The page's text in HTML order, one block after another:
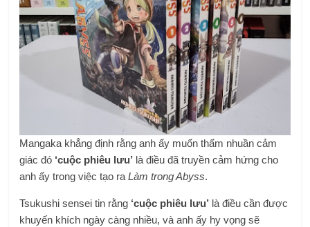
Mangaka khẳng định rằng anh ấy muốn thấm nhuần cảm
giác đó ‘cuộc phiêu lưu’ là điều đã truyền cảm hứng cho
anh ấy trong việc tạo raLàm trong Abyss.
Tsukushi sensei tin rằng ‘cuộc phiêu lưu’ là điều cần được
khuyến khích ngày càng nhiều, và anh ấy hy vọng sẽ